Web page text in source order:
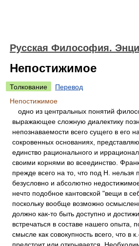
Русская Философия.
Непостижимое
Толкование
Перевод
Непостижимое
одно из центральных понятий
выражающее сложную диалектику
непознаваемости всего сущего в его
сокровенных основаниях,
единство рационального и
своими корнями во всеединство.
прежде всего на то, что под Н. нельзя
безусловно и абсолютно
нечто подобное кантовской "вещи в
поскольку вообще возможно
должно как-то быть доступно и
встречаться в составе нашего опыта,
смысле как совокупность всего, что в